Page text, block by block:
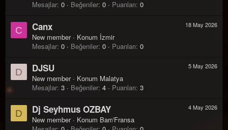
Mesajlar 0 Beğeniler 0 Puanları 0
C
18 May 2026
Canx
New member · Konum İzmir
Mesajlar 0 Beğeniler 0 Puanları 0
D
5 May 2026
DJSU
New member · Konum Malatya
Mesajlar 3 Beğeniler 4 Puanları 3
D
4 May 2026
Dj Seyhmus OZBAY
New member · Konum Barr/Fransa